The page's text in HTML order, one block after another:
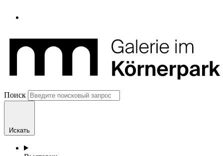
Поиск
Искать